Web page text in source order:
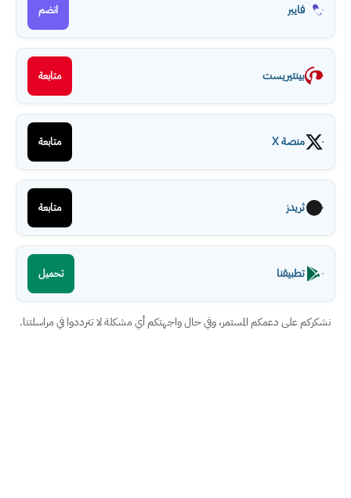
فايبر انضم
بينتيريست متابعة
منصة X متابعة
ثريدز متابعة
تطبيقنا تحميل
نشكركم على دعمكم المستمر، وفي حال واجهتكم أي مشكلة لا تترددوا في مراسلتنا.